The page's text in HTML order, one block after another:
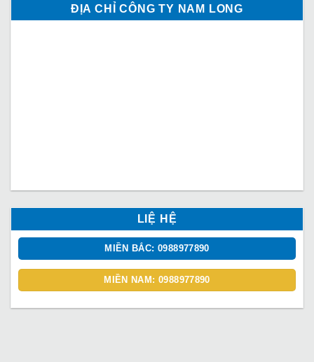
ĐỊA CHỈ CÔNG TY NAM LONG
LIỆ HỆ
MIỀN BẮC: 0988977890
MIỀN NAM: 0988977890